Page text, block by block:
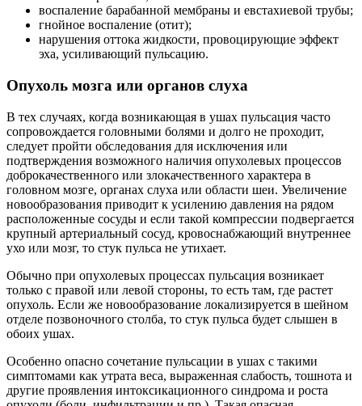
Обычно при опухолевых процессах пульсация возникает
только с правой или левой стороны, то есть там, где растет
опухоль. Если же новообразование локализируется в шейном
отделе позвоночного столба, то стук пульса будет слышен в
обоих ушах.
симптомами как утрата веса, выраженная слабость, тошнота и
другие проявления интоксикационного синдрома и роста
опухоли (боли, инфильтрации и пр.). Такая опасная
комбинация проявлений может указывать на присутствие
раковых процессов и нуждается в незамедлительном
обращении к онкологу!
Последствия травм головы
Травмы среднего уха или головы нередко вызывают
возникновение пульсирующей боли, спровоцированной
нарушением кровообращения в поврежденном участке.
Обычно пострадавший начинает чувствовать пульсацию и
боль спустя несколько часов после травмирующей ситуации.
Кроме этих проявлений могут наблюдаться такие симптомы
травмы как тошнота, головокружение и рвота. Сила стука в
таких случаях зависит от степени нарастания отека и
выраженности воспалительных процессов в тканях слухового
аппарата.